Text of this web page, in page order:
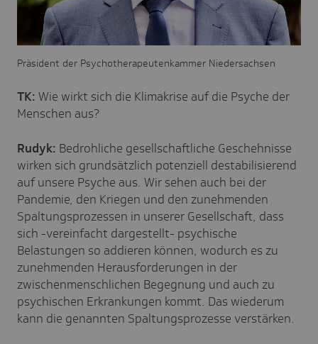
Präsident der Psychotherapeutenkammer Niedersachsen
TK: Wie wirkt sich die Klimakrise auf die Psyche der
Menschen aus?
Rudyk: Bedrohliche gesellschaftliche Geschehnisse
wirken sich grundsätzlich potenziell destabilisierend
auf unsere Psyche aus. Wir sehen auch bei der
Pandemie, den Kriegen und den zunehmenden
Spaltungsprozessen in unserer Gesellschaft, dass
sich -vereinfacht dargestellt- psychische
Belastungen so addieren können, wodurch es zu
zunehmenden Herausforderungen in der
zwischenmenschlichen Begegnung und auch zu
psychischen Erkrankungen kommt. Das wiederum
kann die genannten Spaltungsprozesse verstärken.